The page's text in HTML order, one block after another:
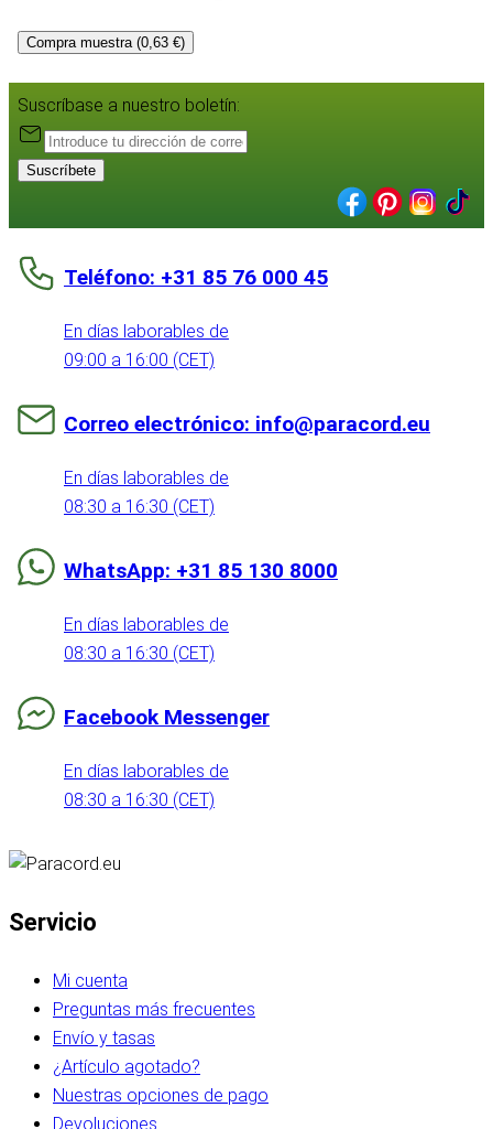
Compra muestra (0,63 €)
Suscríbase a nuestro boletín:
Suscríbete
Teléfono: +31 85 76 000 45
En días laborables de
09:00 a 16:00 (CET)
Correo electrónico: info@paracord.eu
En días laborables de
08:30 a 16:30 (CET)
WhatsApp: +31 85 130 8000
En días laborables de
08:30 a 16:30 (CET)
Facebook Messenger
En días laborables de
08:30 a 16:30 (CET)
Servicio
Mi cuenta
Preguntas más frecuentes
Envío y tasas
¿Artículo agotado?
Nuestras opciones de pago
Devoluciones